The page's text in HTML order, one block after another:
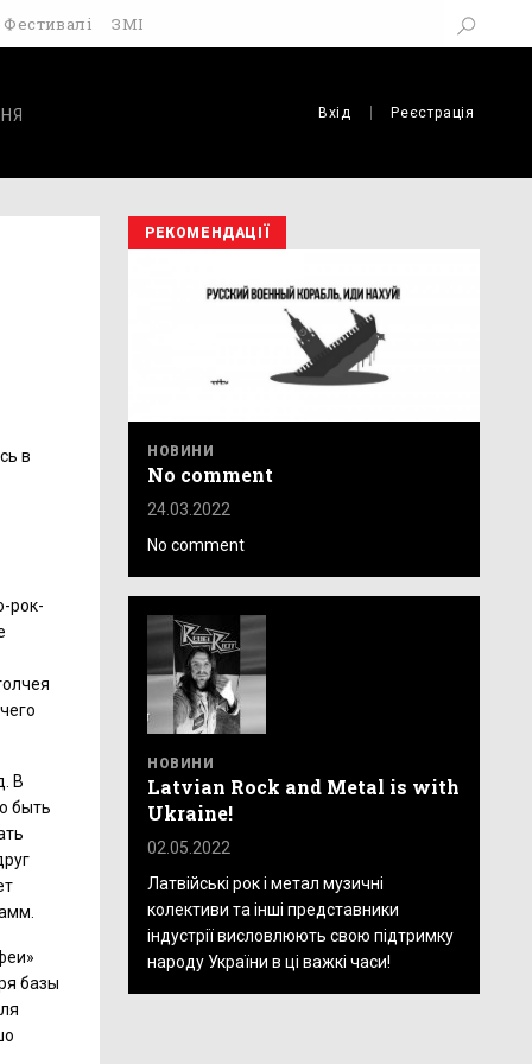
Фестивалі ЗМІ
Вхід Реєстрація
в
рок-
В
быть
базы
РЕКОМЕНДАЦІЇ
НОВИНИ
No comment
24.03.2022
No comment
НОВИНИ
Latvian Rock and Metal is with
Ukraine!
02.05.2022
Латвійські рок і метал музичні
колективи та інші представники
індустрії висловлюють свою підтримку
народу України в ці важкі часи!